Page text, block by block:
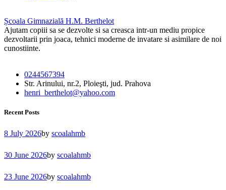
Școala Gimnazială H.M. Berthelot
Ajutam copiii sa se dezvolte si sa creasca intr-un mediu propice
dezvoltarii prin joaca, tehnici moderne de invatare si asimilare de noi
cunostiinte.
0244567394
Str. Arinului, nr.2, Ploieşti, jud. Prahova
henri_berthelot@yahoo.com
Recent Posts
8 July 2026by scoalahmb
30 June 2026by scoalahmb
23 June 2026by scoalahmb